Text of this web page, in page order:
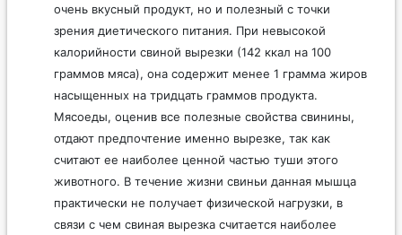
очень вкусный продукт, но и полезный с точки
зрения диетического питания. При невысокой
калорийности свиной вырезки (142 ккал на 100
граммов мяса), она содержит менее 1 грамма жиров
насыщенных на тридцать граммов продукта.
Мясоеды, оценив все полезные свойства свинины,
отдают предпочтение именно вырезке, так как
считают ее наиболее ценной частью туши этого
животного. В течение жизни свиньи данная мышца
практически не получает физической нагрузки, в
связи с чем свиная вырезка считается наиболее